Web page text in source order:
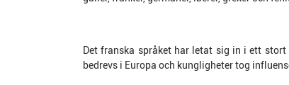
Det franska språket har letat sig in i ett
bedrevs i Europa och kungligheter tog